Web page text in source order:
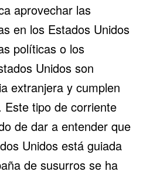
aprovechar las
en los Estados Unidos
políticas o los
Unidos son
extranjera y cumplen
tipo de corriente
de dar a entender que
Unidos está guiada
de susurros se ha